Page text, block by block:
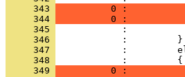
     343
0 :
     344
0 :
     345
     346
     347
     348
     349
0 :